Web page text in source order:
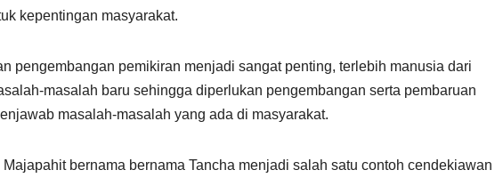
kepentingan masyarakat.
pengembangan pemikiran menjadi sangat penting, terlebih manusia dari
masalah baru sehingga diperlukan pengembangan serta pembaruan
masalah-masalah yang ada di masyarakat.
bernama bernama Tancha menjadi salah satu contoh cendekiawan